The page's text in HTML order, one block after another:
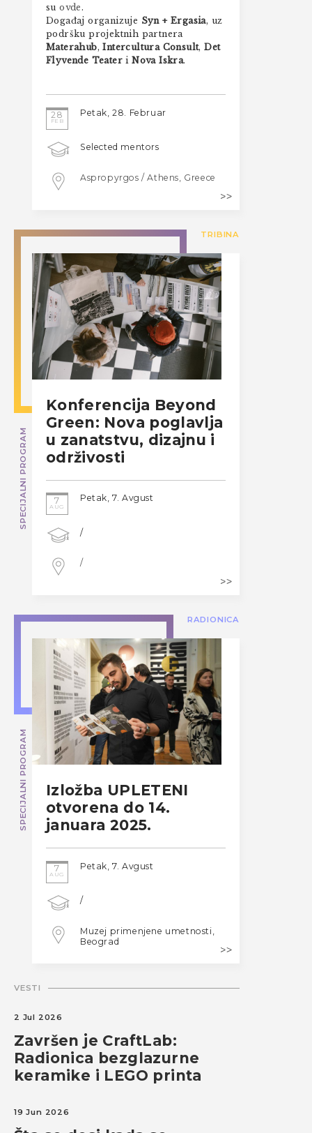
suovde.
Događaj organizuje Syn + Ergasia, uz
podršku projektnih partnera
Materahub,Intercultura Consult,Det
Flyvende Teater iNova Iskra.
28
FEB
Petak, 28. Februar
Selected mentors
Aspropyrgos / Athens, Greece
TRIBINA
SPECIJALNI PROGRAM
Konferencija Beyond
Green: Nova poglavlja
u zanatstvu, dizajnu i
održivosti
7
AUG
Petak, 7. Avgust
/
/
RADIONICA
SPECIJALNI PROGRAM
Izložba UPLETENI
otvorena do 14.
januara 2025.
7
AUG
Petak, 7. Avgust
/
Muzej primenjene umetnosti,
Beograd
VESTI
2 Jul 2026
Završen je CraftLab:
Radionica bezglazurne
keramike i LEGO printa
19 Jun 2026